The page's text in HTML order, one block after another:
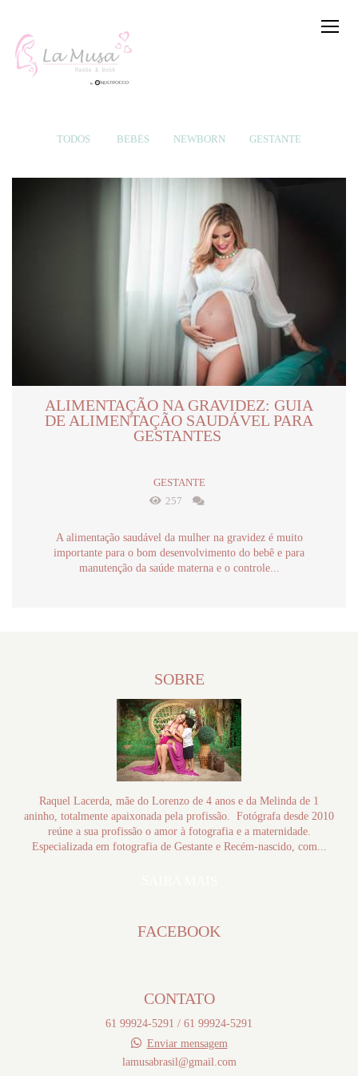
TODOS BEBÊS NEWBORN GESTANTE
ALIMENTAÇÃO NA GRAVIDEZ: GUIA
DE ALIMENTAÇÃO SAUDÁVEL PARA
GESTANTES
GESTANTE
257
A alimentação saudável da mulher na gravidez é muito
importante para o bom desenvolvimento do bebê e para
manutenção da saúde materna e o controle...
SOBRE
Raquel Lacerda, mãe do Lorenzo de 4 anos e da Melinda de 1
aninho, totalmente apaixonada pela profissão. Fotógrafa desde 2010
reúne a sua profissão o amor à fotografia e a maternidade.
Especializada em fotografia de Gestante e Recém-nascido, com...
FACEBOOK
CONTATO
61 99924-5291 / 61 99924-5291
Enviar mensagem
lamusabrasil@gmail.com